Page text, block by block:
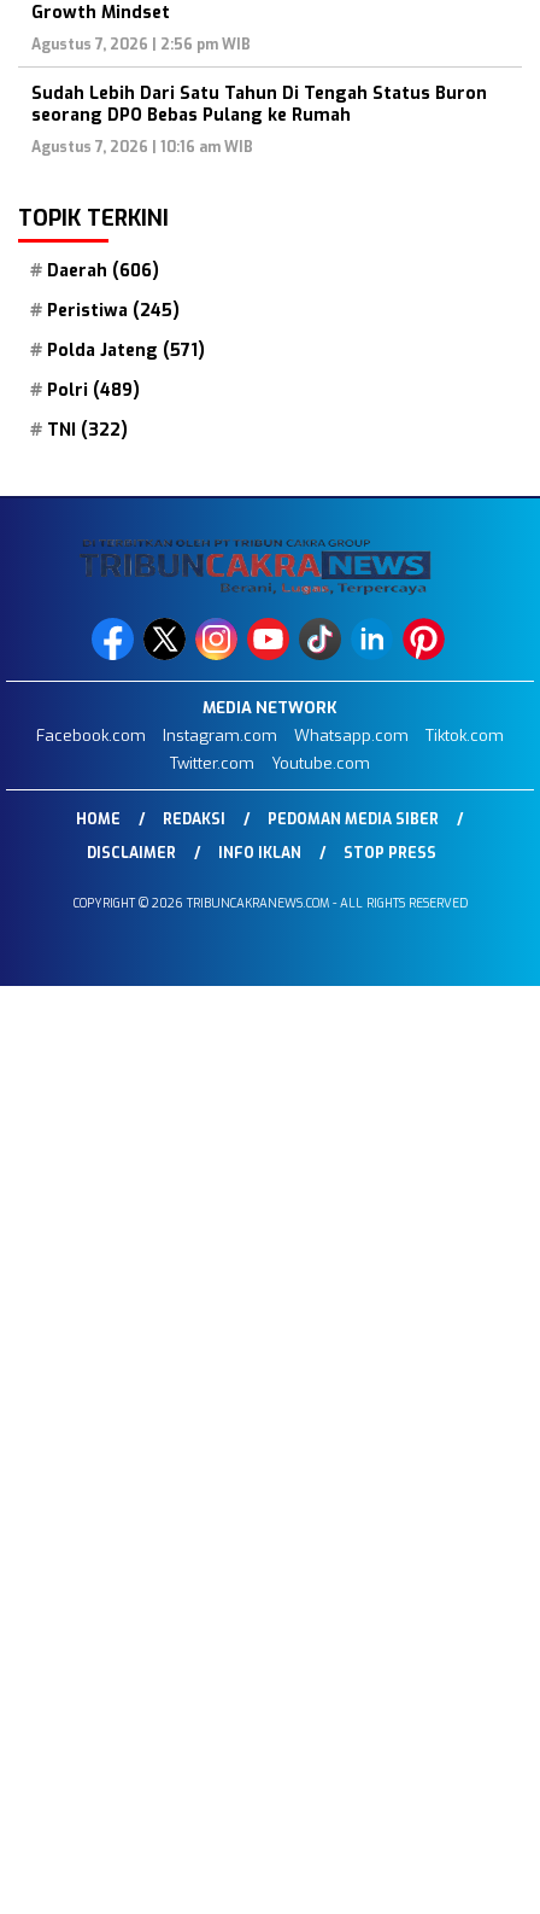
Growth Mindset
Agustus 7, 2026 | 2:56 pm WIB
Sudah Lebih Dari Satu Tahun Di Tengah Status Buron
seorang DPO Bebas Pulang ke Rumah
Agustus 7, 2026 | 10:16 am WIB
TOPIK TERKINI
Daerah (606)
Peristiwa (245)
Polda Jateng (571)
Polri (489)
TNI (322)
MEDIA NETWORK
Facebook.com
Instagram.com Whatsapp.com
Tiktok.com
Twitter.com
Youtube.com
HOME REDAKSI
PEDOMAN MEDIA SIBER
DISCLAIMER
INFO IKLAN STOP PRESS
COPYRIGHT © 2026 TRIBUNCAKRANEWS.COM - ALL RIGHTS RESERVED